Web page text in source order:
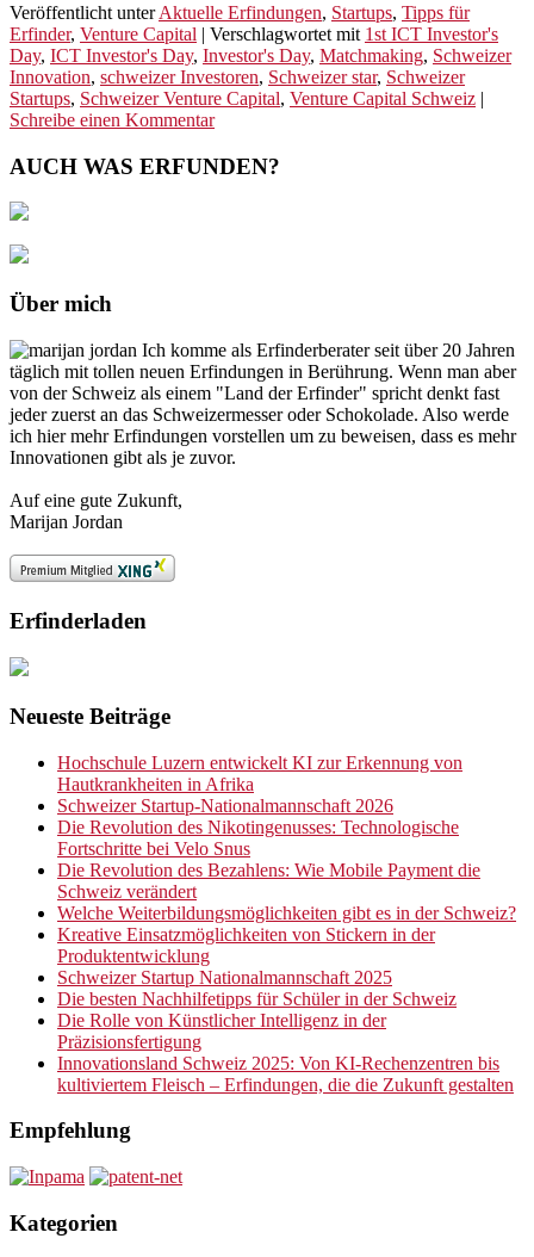
Veröffentlicht unter Aktuelle Erfindungen, Startups, Tipps für
Erfinder, Venture Capital | Verschlagwortet mit 1st ICT Investor's
Day, ICT Investor's Day, Investor's Day, Matchmaking, Schweizer
Innovation, schweizer Investoren, Schweizer star, Schweizer
Startups, Schweizer Venture Capital, Venture Capital Schweiz |
Schreibe einen Kommentar
AUCH WAS ERFUNDEN?
Über mich
Ich komme als Erfinderberater seit über 20 Jahren
täglich mit tollen neuen Erfindungen in Berührung. Wenn man aber
von der Schweiz als einem "Land der Erfinder" spricht denkt fast
jeder zuerst an das Schweizermesser oder Schokolade. Also werde
ich hier mehr Erfindungen vorstellen um zu beweisen, dass es mehr
Innovationen gibt als je zuvor.
Auf eine gute Zukunft,
Marijan Jordan
Erfinderladen
Neueste Beiträge
Hochschule Luzern entwickelt KI zur Erkennung von
Hautkrankheiten in Afrika
Schweizer Startup-Nationalmannschaft 2026
Die Revolution des Nikotingenusses: Technologische
Fortschritte bei Velo Snus
Die Revolution des Bezahlens: Wie Mobile Payment die
Schweiz verändert
Welche Weiterbildungsmöglichkeiten gibt es in der Schweiz?
Kreative Einsatzmöglichkeiten von Stickern in der
Produktentwicklung
Schweizer Startup Nationalmannschaft 2025
Die besten Nachhilfetipps für Schüler in der Schweiz
Die Rolle von Künstlicher Intelligenz in der
Präzisionsfertigung
Innovationsland Schweiz 2025: Von KI-Rechenzentren bis
kultiviertem Fleisch – Erfindungen, die die Zukunft gestalten
Empfehlung
Kategorien